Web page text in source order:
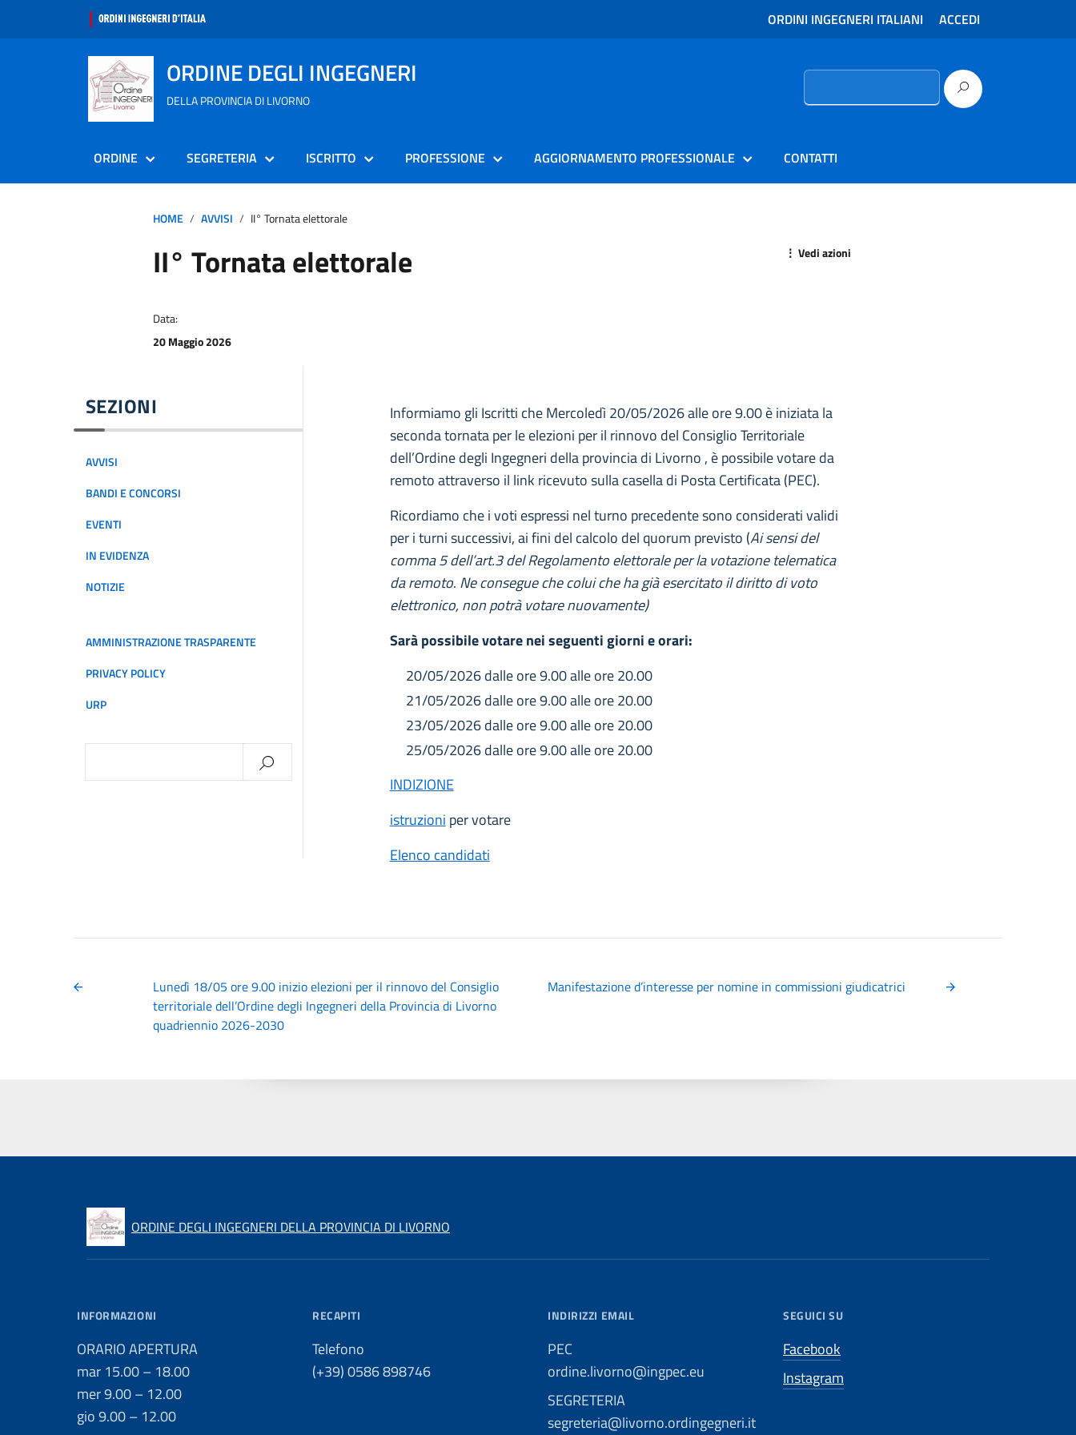
ORDINI INGEGNERI ITALIANI ACCEDI
ORDINE DEGLI INGEGNERI
DELLA PROVINCIA DI LIVORNO
Ricerca
ORDINE SEGRETERIA ISCRITTO PROFESSIONE AGGIORNAMENTO PROFESSIONALE CONTATTI
HOME AVVISI II° Tornata elettorale
II° Tornata elettorale ⋮ Vedi azioni
Data:
20 Maggio 2026
SEZIONI
AVVISI
BANDI E CONCORSI
EVENTI
IN EVIDENZA
NOTIZIE
AMMINISTRAZIONE TRASPARENTE
PRIVACY POLICY
URP
per:
Informiamo gli Iscritti che Mercoledì 20/05/2026 alle ore 9.00 è iniziata la
seconda tornata per le elezioni per il rinnovo del Consiglio Territoriale
dell’Ordine degli Ingegneri della provincia di Livorno , è possibile votare da
remoto attraverso il link ricevuto sulla casella di Posta Certificata (PEC).
Ricordiamo che i voti espressi nel turno precedente sono considerati validi
per i turni successivi, ai fini del calcolo del quorum previsto (Ai sensi del
comma 5 dell’art.3 del Regolamento elettorale per la votazione telematica
da remoto. Ne consegue che colui che ha già esercitato il diritto di voto
elettronico, non potrà votare nuovamente)
Sarà possibile votare nei seguenti giorni e orari:
20/05/2026 dalle ore 9.00 alle ore 20.00
21/05/2026 dalle ore 9.00 alle ore 20.00
23/05/2026 dalle ore 9.00 alle ore 20.00
25/05/2026 dalle ore 9.00 alle ore 20.00
INDIZIONE
istruzioni per votare
Elenco candidati
Lunedì 18/05 ore 9.00 inizio elezioni per il rinnovo del Consiglio
territoriale dell’Ordine degli Ingegneri della Provincia di Livorno
quadriennio 2026-2030
Manifestazione d’interesse per nomine in commissioni giudicatrici
ORDINE DEGLI INGEGNERI DELLA PROVINCIA DI LIVORNO
INFORMAZIONI
ORARIO APERTURA
mar 15.00 – 18.00
mer 9.00 – 12.00
gio 9.00 – 12.00
RECAPITI
Telefono
(+39) 0586 898746
INDIRIZZI EMAIL
PEC
ordine.livorno@ingpec.eu
SEGRETERIA
segreteria@livorno.ordingegneri.it
SEGUICI SU
Facebook
Instagram